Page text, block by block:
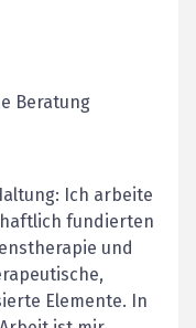
Beratung
Ich arbeite
fundierten
und
Elemente. In